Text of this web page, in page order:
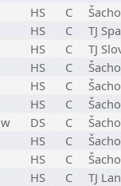
HS C
HS C
TJ
HS C
TJ
HS C
HS C
HS C
w DS C
HS C
HS C
HS C
TJ